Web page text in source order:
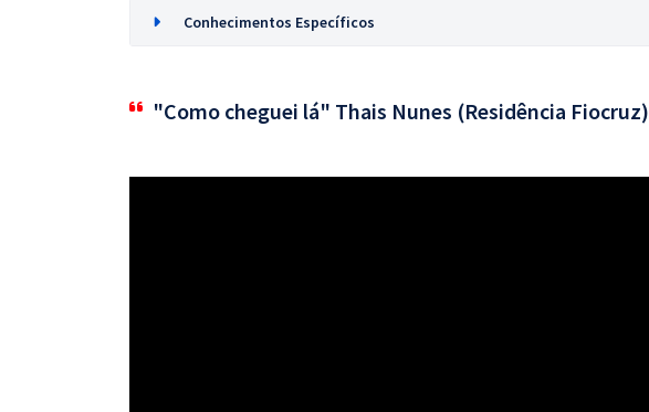
Conhecimentos Específicos
"Como cheguei lá" Thais Nunes (Residência Fiocruz)